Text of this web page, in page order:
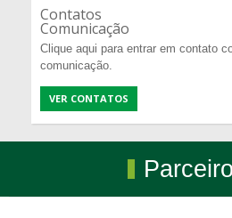
Contatos
Comunicação
Clique aqui para entrar em contato
comunicação.
VER CONTATOS